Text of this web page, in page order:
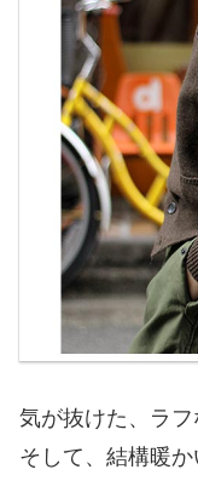
気が抜けた、ラフ
そして、結構暖か